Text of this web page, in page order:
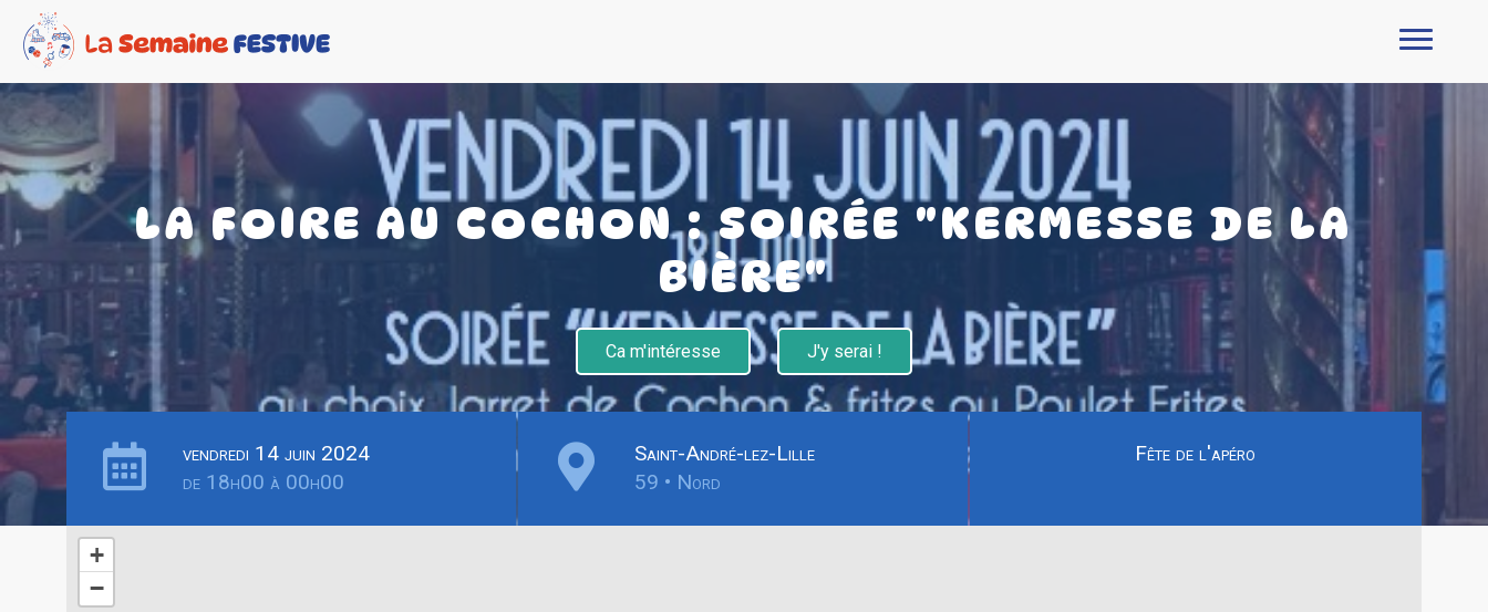
LA FOIRE AU COCHON : SOIRÉE "KERMESSE DE LA
BIÈRE"
Ca m'intéresse J'y serai !
vendredi 14 juin 2024
de 18h00 à 00h00
Saint-André-lez-Lille
59 • Nord
Fête de l'apéro
+
−